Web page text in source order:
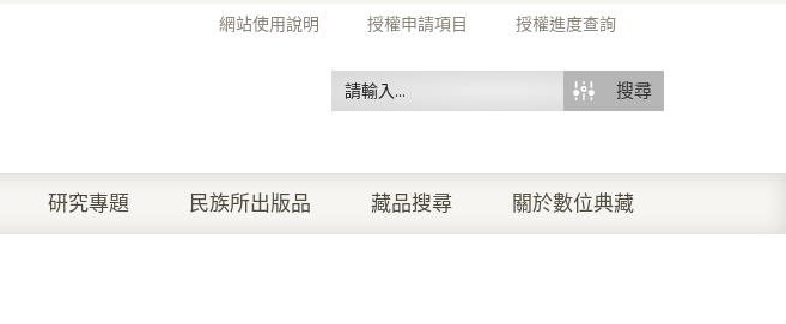
網站使用說明 授權申請項目 授權進度查詢
搜尋
研究專題 民族所出版品 藏品搜尋 關於數位典藏